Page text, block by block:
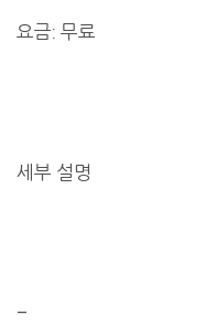
요금: 무료
세부 설명
–